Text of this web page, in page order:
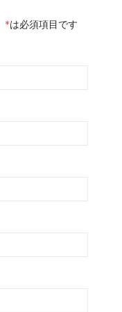
*は必須項目です